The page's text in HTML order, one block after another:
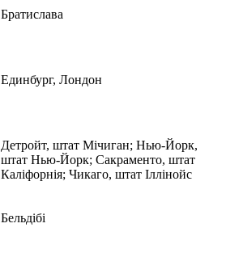
Братислава
Единбург, Лондон
Детройт, штат Мічиган; Нью-Йорк,
штат Нью-Йорк; Сакраменто, штат
Каліфорнія; Чикаго, штат Іллінойс
Бельдібі